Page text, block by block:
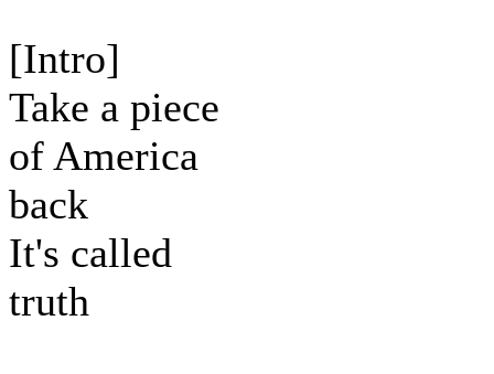
[Intro]
Take a piece
of America
back
It's called
truth